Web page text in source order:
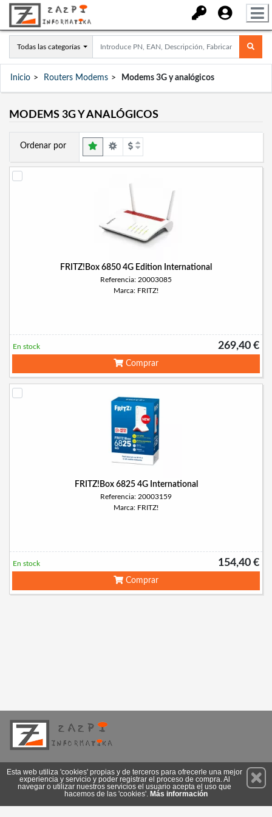
Todas las categorías
Inicio Routers Modems Modems 3G y analógicos
MODEMS 3G Y ANALÓGICOS
Ordenar por
FRITZ!Box 6850 4G Edition International
Referencia: 20003085
Marca: FRITZ!
269,40 €
En stock
Comprar
FRITZ!Box 6825 4G International
Referencia: 20003159
Marca: FRITZ!
154,40 €
En stock
Comprar
Suscríbete
Esta web utiliza 'cookies' propias y de terceros para ofrecerle una mejor
experiencia y servicio y poder registrar el proceso de compra. Al
navegar o utilizar nuestros servicios el usuario acepta el uso que
hacemos de las 'cookies'. Más información